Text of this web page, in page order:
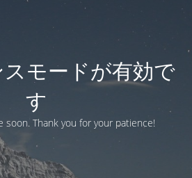
モードが有効で
す
soon. Thank you for your patience!